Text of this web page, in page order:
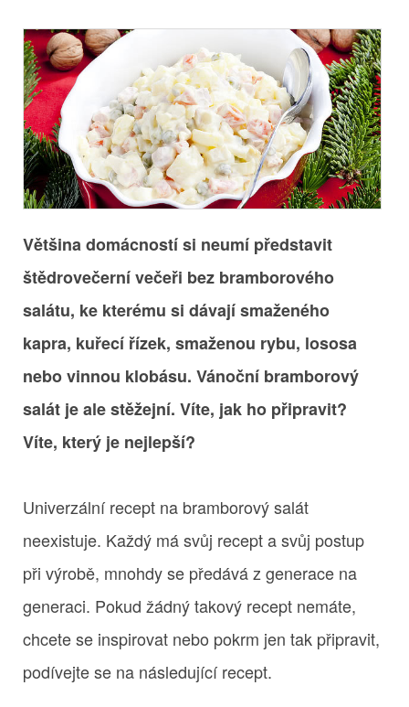
Většina domácností si neumí představit
štědrovečerní večeři bez bramborového
salátu, ke kterému si dávají smaženého
kapra, kuřecí řízek, smaženou rybu, lososa
nebo vinnou klobásu. Vánoční bramborový
salát je ale stěžejní. Víte, jak ho připravit?
Víte, který je nejlepší?
Univerzální recept na bramborový salát
neexistuje. Každý má svůj recept a svůj postup
při výrobě, mnohdy se předává z generace na
generaci. Pokud žádný takový recept nemáte,
chcete se inspirovat nebo pokrm jen tak připravit,
podívejte se na následující recept.